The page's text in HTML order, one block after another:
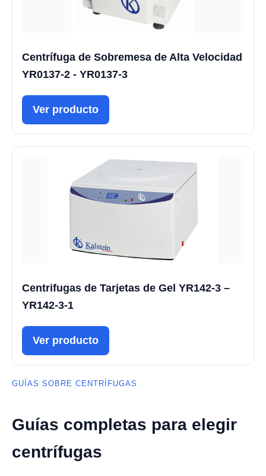
Centrífuga de Sobremesa de Alta Velocidad
YR0137-2 - YR0137-3
Ver producto
Centrifugas de Tarjetas de Gel YR142-3 –
YR142-3-1
Ver producto
GUÍAS SOBRE CENTRÍFUGAS
Guías completas para elegir
centrífugas